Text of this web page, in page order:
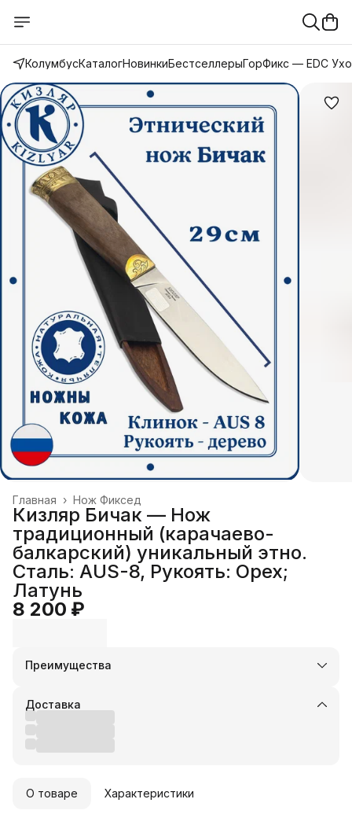
КолумбусКаталогНовинкиБестселлерыГорФикс — EDC
Нож Фиксед
Главная ›
Кизляр Бичак — Нож
традиционный (карачаево-
балкарский) уникальный этно.
Сталь: AUS-8, Рукоять: Орех;
Латунь
8 200 ₽
Преимущества
Оплата частями в Сплит
Удобный возврат
Доставка
О товаре Характеристики